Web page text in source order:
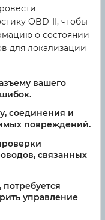
OBD-II, чтобы
о состоянии
для локализации
вашего
соединения и
повреждений.
связанных
управление